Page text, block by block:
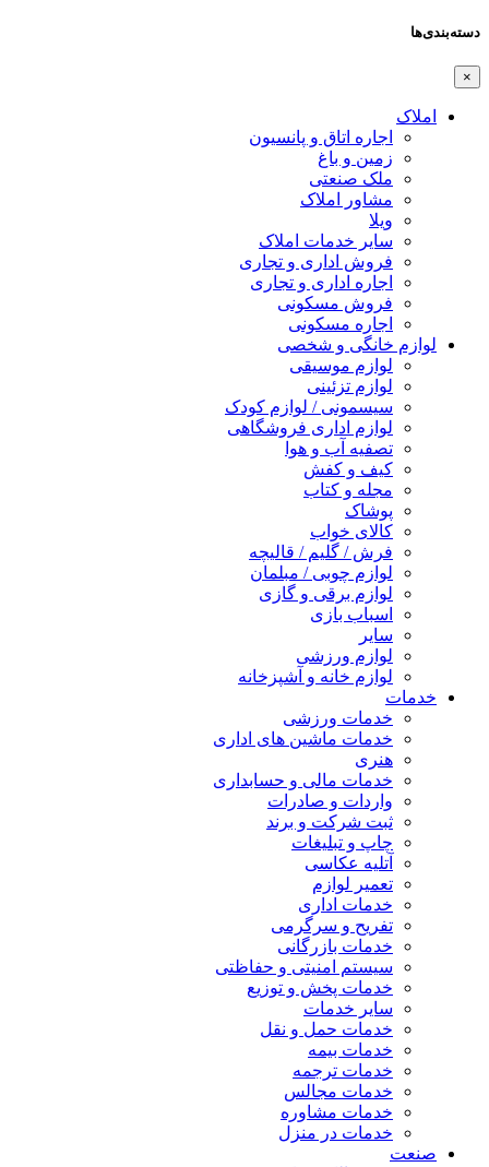
دسته‌بندی‌ها
×
املاک
اجاره اتاق و پانسیون
زمین و باغ
ملک صنعتی
مشاور املاک
ویلا
سایر خدمات املاک
فروش اداری و تجاری
اجاره اداری و تجاری
فروش مسکونی
اجاره مسکونی
لوازم خانگی و شخصی
لوازم موسیقی
لوازم تزئینی
سیسمونی / لوازم کودک
لوازم اداری فروشگاهی
تصفیه آب و هوا
کیف و کفش
مجله و کتاب
پوشاک
کالای خواب
فرش / گلیم / قالیچه
لوازم چوبی / مبلمان
لوازم برقی و گازی
اسباب بازی
سایر
لوازم ورزشی
لوازم خانه و آشپزخانه
خدمات
خدمات ورزشی
خدمات ماشین های اداری
هنری
خدمات مالی و حسابداری
واردات و صادرات
ثبت شرکت و برند
چاپ و تبلیغات
آتلیه عکاسی
تعمیر لوازم
خدمات اداری
تفریح و سرگرمی
خدمات بازرگانی
سیستم امنیتی و حفاظتی
خدمات پخش و توزیع
سایر خدمات
خدمات حمل و نقل
خدمات بیمه
خدمات ترجمه
خدمات مجالس
خدمات مشاوره
خدمات در منزل
صنعت